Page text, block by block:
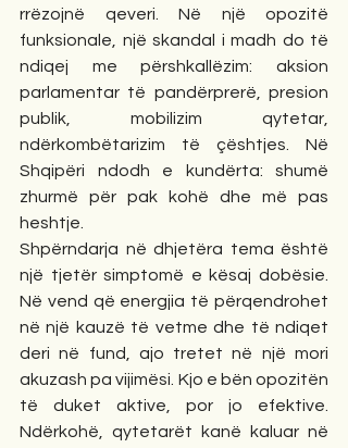
rrëzojnë qeveri. Në një opozitë
funksionale, një skandal i madh do të
ndiqej me përshkallëzim: aksion
parlamentar të pandërprerë, presion
publik, mobilizim qytetar,
ndërkombëtarizim të çështjes. Në
Shqipëri ndodh e kundërta: shumë
zhurmë për pak kohë dhe më pas
heshtje.
Shpërndarja në dhjetëra tema është
një tjetër simptomë e kësaj dobësie.
Në vend që energjia të përqendrohet
në një kauzë të vetme dhe të ndiqet
deri në fund, ajo tretet në një mori
akuzash pa vijimësi. Kjo e bën opozitën
të duket aktive, por jo efektive.
Ndërkohë, qytetarët kanë kaluar në